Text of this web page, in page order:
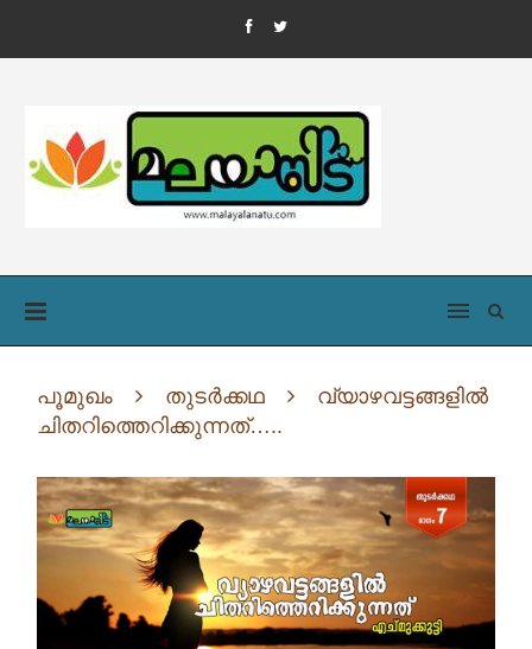
പൂമുഖം തുടർക്കഥ
വ്യാഴവട്ടങ്ങളില്‍
ചിതറിത്തെറിക്കുന്നത്…..